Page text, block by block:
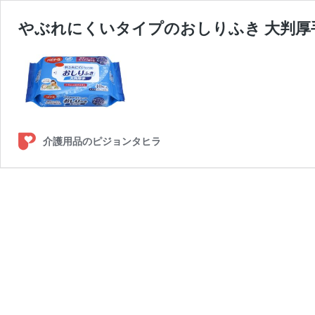
やぶれにくいタイプのおしりふき 大判厚
介護用品のピジョンタヒラ